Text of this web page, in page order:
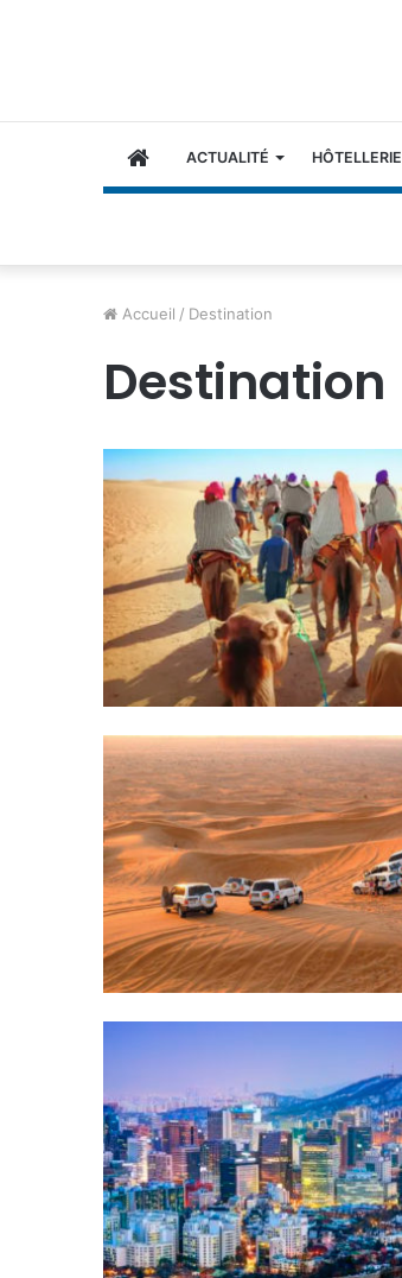
ACCUEILACTUALITÉ HÔTELLERIE
Accueil / Destination
Destination